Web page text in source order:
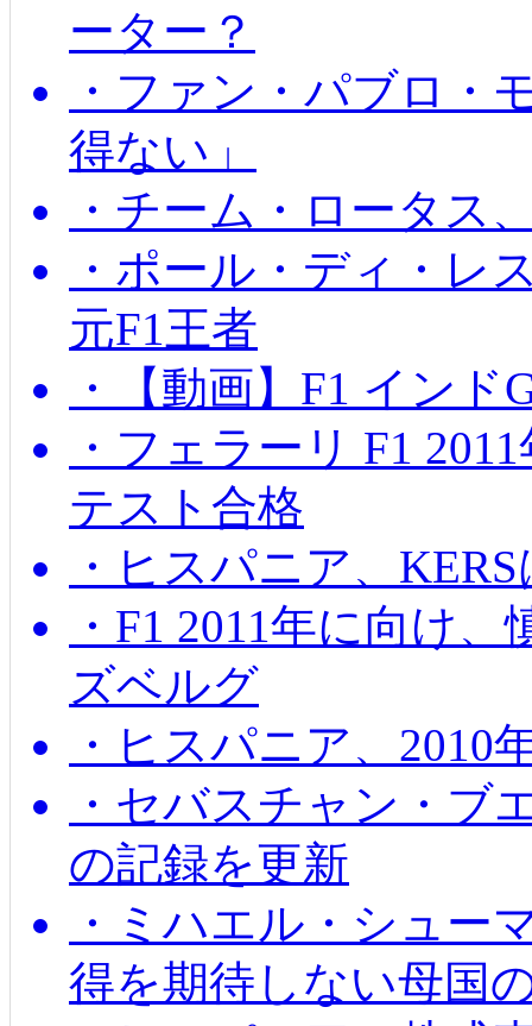
ーター？
・ファン・パブロ・
得ない」
・チーム・ロータス
・ポール・ディ・レ
元F1王者
・【動画】F1 イン
・フェラーリ F1
テスト合格
・ヒスパニア、
・F1 2011年に向け
ズベルグ
・ヒスパニア、2010
・セバスチャン・ブ
の記録を更新
・ミハエル・シュー
得を期待しない母国